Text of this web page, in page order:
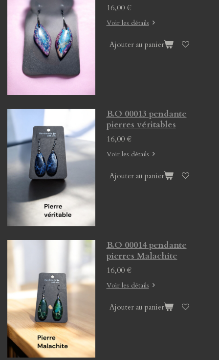
16,00 €
Voir les détails
Ajouter au panier
B.O 00013 pendante
pierres véritables
16,00 €
Voir les détails
Ajouter au panier
B.O 00014 pendante
pierres Malachite
16,00 €
Voir les détails
Ajouter au panier